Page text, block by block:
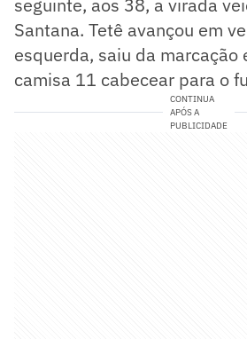
Santana. Tetê avançou em
esquerda, saiu da marcação
camisa 11 cabecear para o
CONTINUA
APÓS A
PUBLICIDADE